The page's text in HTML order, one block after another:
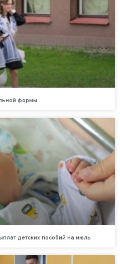
формы
детских пособий на июль